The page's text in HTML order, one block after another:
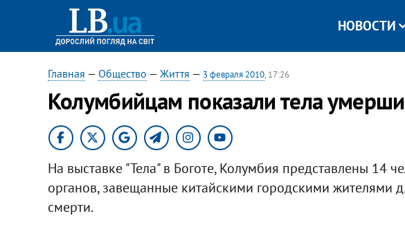
НОВОСТИ
Главная — Общество — Життя — 3 февраля 2010, 17:26
Колумбийцам показали тела
На выставке "Тела" в Боготе, Колумбия представлены 14
органов, завещанные китайскими городскими жителями
смерти.